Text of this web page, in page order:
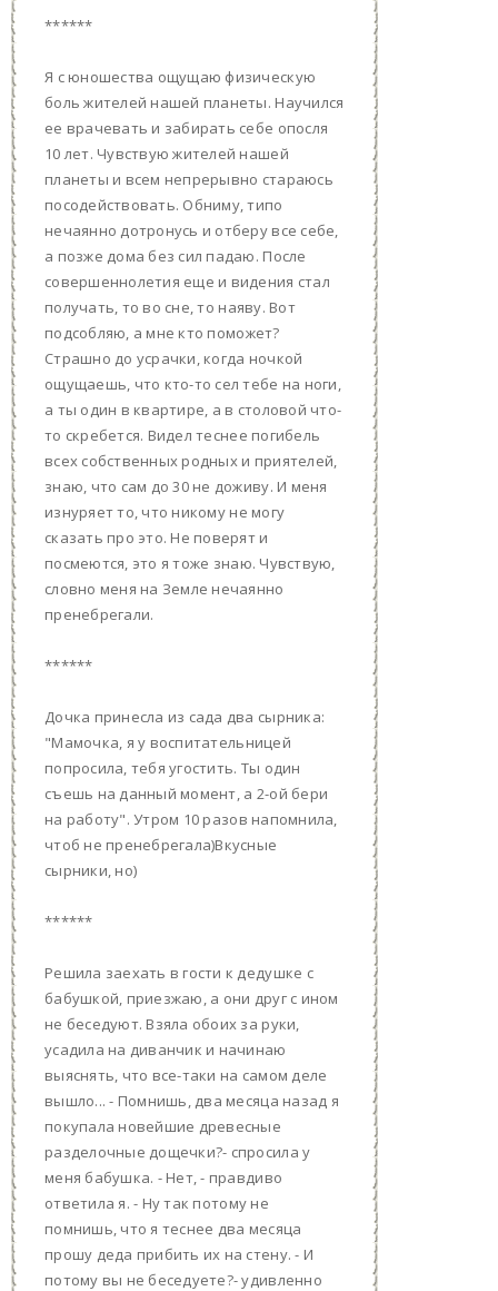
******
Я с юношества ощущаю физическую
боль жителей нашей планеты. Научился
ее врачевать и забирать себе опосля
10 лет. Чувствую жителей нашей
планеты и всем непрерывно стараюсь
посодействовать. Обниму, типо
нечаянно дотронусь и отберу все себе,
а позже дома без сил падаю. После
совершеннолетия еще и видения стал
получать, то во сне, то наяву. Вот
подсобляю, а мне кто поможет?
Страшно до усрачки, когда ночкой
ощущаешь, что кто-то сел тебе на ноги,
а ты один в квартире, а в столовой что-
то скребется. Видел теснее погибель
всех собственных родных и приятелей,
знаю, что сам до 30 не доживу. И меня
изнуряет то, что никому не могу
сказать про это. Не поверят и
посмеются, это я тоже знаю. Чувствую,
словно меня на Земле нечаянно
пренебрегали.
******
Дочка принесла из сада два сырника:
"Мамочка, я у воспитательницей
попросила, тебя угостить. Ты один
съешь на данный момент, а 2-ой бери
на работу". Утром 10 разов напомнила,
чтоб не пренебрегала)Вкусные
сырники, но)
******
Решила заехать в гости к дедушке с
бабушкой, приезжаю, а они друг с ином
не беседуют. Взяла обоих за руки,
усадила на диванчик и начинаю
выяснять, что все-таки на самом деле
вышло... - Помнишь, два месяца назад я
покупала новейшие древесные
разделочные дощечки?- спросила у
меня бабушка. - Нет, - правдиво
ответила я. - Ну так потому не
помнишь, что я теснее два месяца
прошу деда прибить их на стену. - И
потому вы не беседуете?- удивленно